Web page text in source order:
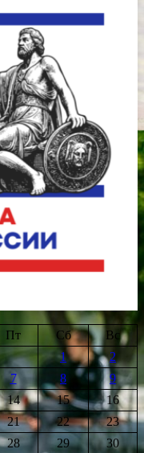
Пт Сб
Вс
1
2
7 8
9
14 15
16
21 22
23
28 29
30